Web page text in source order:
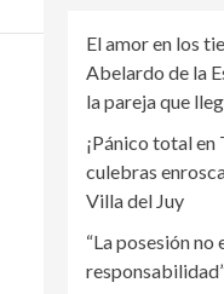
El amor en los
Abelardo de la
la pareja que
¡Pánico total
culebras
Villa del Juy
“La posesión